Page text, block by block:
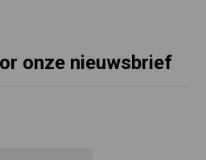
onze nieuwsbrief